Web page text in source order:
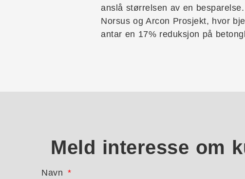
anslå størrelsen av en
Norsus og Arcon Prosjekt, hvor
antar en 17% reduksjon på
Meld interesse om
Navn